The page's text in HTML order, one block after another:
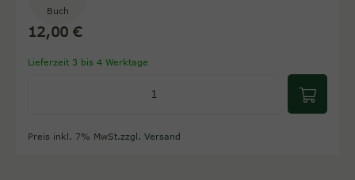
Buch
12,00 €
Lieferzeit 3 bis 4 Werktage
Preis inkl. 7% MwSt.zzgl. Versand